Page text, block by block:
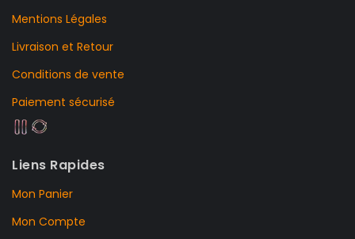
Mentions Légales
Livraison et Retour
Conditions de vente
Paiement sécurisé
Liens Rapides
Mon Panier
Mon Compte